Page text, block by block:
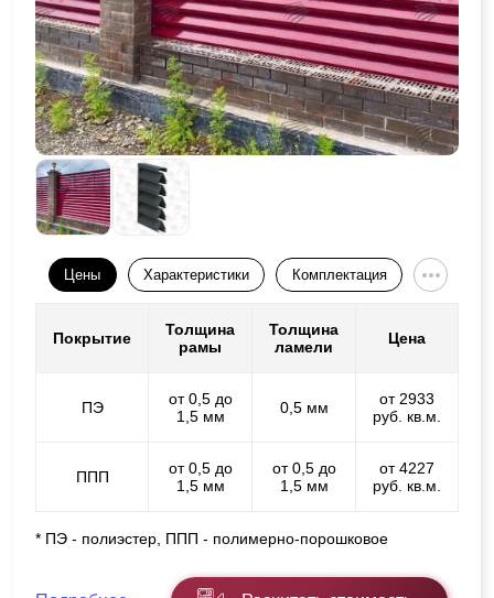
Цены Характеристики Комплектация
Покрытие
Толщина
рамы
Толщина
ламели
Цена
ПЭ
от 0,5 до
1,5 мм
0,5 мм
от 2933
руб. кв.м.
ППП
от 0,5 до
1,5 мм
от 0,5 до
1,5 мм
от 4227
руб. кв.м.
* ПЭ - полиэстер, ППП - полимерно-порошковое